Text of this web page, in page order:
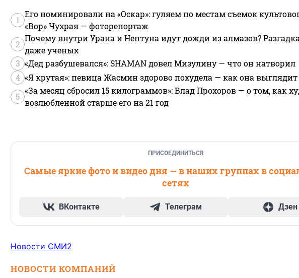
1
Его номинировали на «Оскар»: гуляем по местам съемок
«Вор» Чухрая — фоторепортаж
2
Почему внутри Урана и Нептуна идут дожди из алмазов?
даже ученых
3 «Дед разбушевался»: SHAMAN довел Мизулину — что он натворил
4 «Я крутая»: певица Жасмин здорово похудела — как она выглядит
5
«За месяц сбросил 15 килограммов»: Влад Прохоров — о том, как
возлюбленной старше его на 21 год
ПРИСОЕДИНИТЬСЯ
Самые яркие фото и видео дня — в наших группах в
сетях
ВКонтакте Телеграм Дзен
Новости СМИ2
НОВОСТИ КОМПАНИЙ